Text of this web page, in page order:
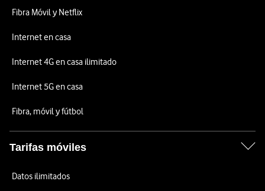
Fibra Móvil y Netflix
Internet en casa
Internet 4G en casa ilimitado
Internet 5G en casa
Fibra, móvil y fútbol
Tarifas móviles
Datos ilimitados